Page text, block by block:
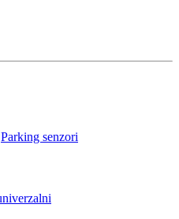
Parking senzori